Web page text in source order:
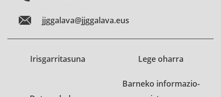
jjggalava@jjggalava.eus
Irisgarritasuna Lege oharra
Barneko informazio-